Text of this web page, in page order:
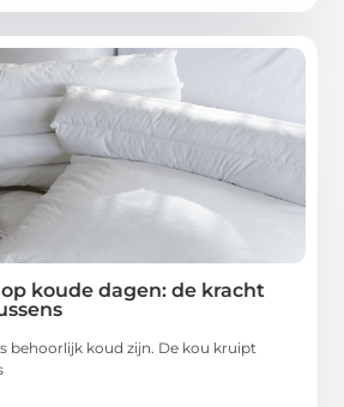
koude dagen: de kracht
behoorlijk koud zijn. De kou kruipt